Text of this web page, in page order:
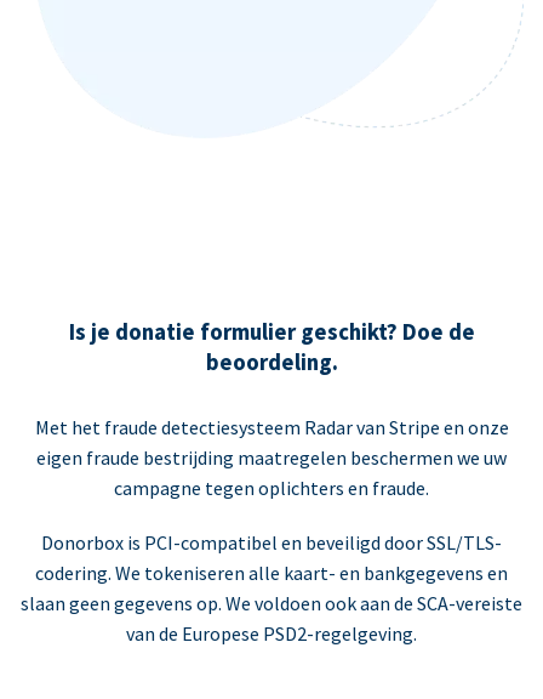
Is je donatie formulier geschikt? Doe de
beoordeling.
Met het fraude detectiesysteem Radar van Stripe en onze
eigen fraude bestrijding maatregelen beschermen we uw
campagne tegen oplichters en fraude.
Donorbox is PCI-compatibel en beveiligd door SSL/TLS-
codering. We tokeniseren alle kaart- en bankgegevens en
slaan geen gegevens op. We voldoen ook aan de SCA-vereiste
van de Europese PSD2-regelgeving.